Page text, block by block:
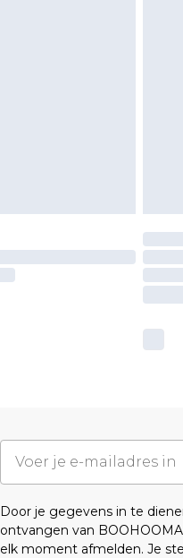
Door je gegevens in te
ontvangen van
elk moment afmelden. Je